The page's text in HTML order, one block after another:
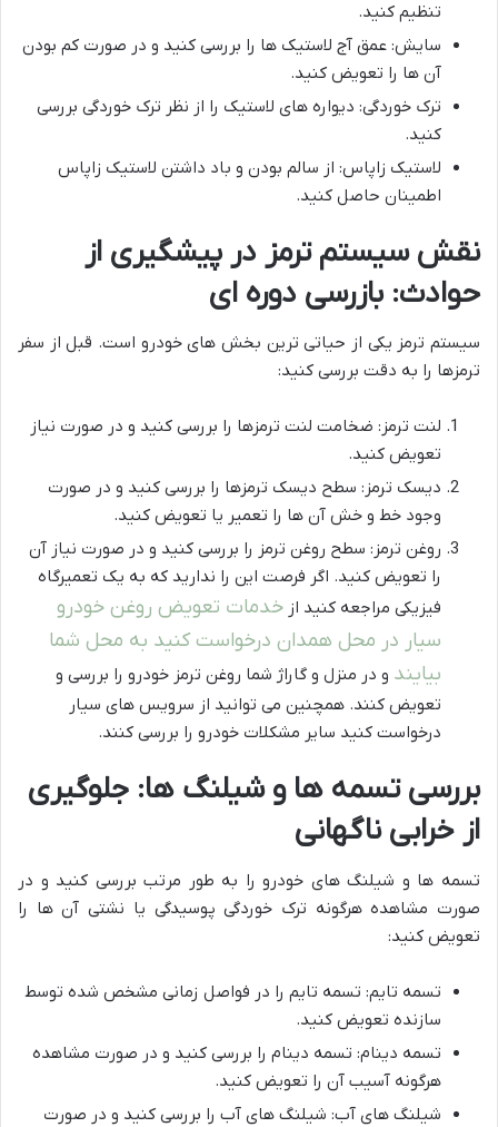
تنظیم کنید.
سایش: عمق آج لاستیک ها را بررسی کنید و در صورت کم بودن
آن ها را تعویض کنید.
ترک خوردگی: دیواره های لاستیک را از نظر ترک خوردگی بررسی
کنید.
لاستیک زاپاس: از سالم بودن و باد داشتن لاستیک زاپاس
اطمینان حاصل کنید.
نقش سیستم ترمز در پیشگیری از
حوادث: بازرسی دوره ای
سیستم ترمز یکی از حیاتی ترین بخش های خودرو است. قبل از سفر
ترمزها را به دقت بررسی کنید:
لنت ترمز: ضخامت لنت ترمزها را بررسی کنید و در صورت نیاز
تعویض کنید.
دیسک ترمز: سطح دیسک ترمزها را بررسی کنید و در صورت
وجود خط و خش آن ها را تعمیر یا تعویض کنید.
روغن ترمز: سطح روغن ترمز را بررسی کنید و در صورت نیاز آن
را تعویض کنید. اگر فرصت این را ندارید که به یک تعمیرگاه
فیزیکی مراجعه کنید از خدمات تعویض روغن خودرو
سیار در محل همدان درخواست کنید به محل شما
بیایند و در منزل و گاراژ شما روغن ترمز خودرو را بررسی و
تعویض کنند. همچنین می توانید از سرویس های سیار
درخواست کنید سایر مشکلات خودرو را بررسی کنند.
بررسی تسمه ها و شیلنگ ها: جلوگیری
از خرابی ناگهانی
تسمه ها و شیلنگ های خودرو را به طور مرتب بررسی کنید و در
صورت مشاهده هرگونه ترک خوردگی پوسیدگی یا نشتی آن ها را
تعویض کنید:
تسمه تایم: تسمه تایم را در فواصل زمانی مشخص شده توسط
سازنده تعویض کنید.
تسمه دینام: تسمه دینام را بررسی کنید و در صورت مشاهده
هرگونه آسیب آن را تعویض کنید.
شیلنگ های آب: شیلنگ های آب را بررسی کنید و در صورت